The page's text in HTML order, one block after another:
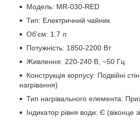
Модель: MR-030-RED
Тип: Електричний чайник
Об'єм: 1.7 л
Потужність: 1850-2200 Вт
Живлення: 220-240 В, ~50 Гц
Конструкція корпусу: Подвійні
нагрівання)
Тип нагрівального елемента:
Індикатор рівня води: Є (віконце